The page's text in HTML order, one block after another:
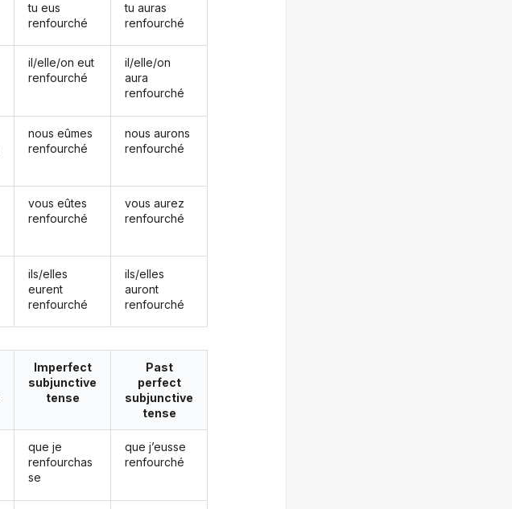
tu eus
renfourché
il/elle/on eut
renfourché
nous eûmes
renfourché
vous eûtes
renfourché
ils/elles
eurent
renfourché
tu auras
renfourché
il/elle/on
aura
renfourché
nous aurons
renfourché
vous aurez
renfourché
ils/elles
auront
renfourché
Imperfect
subjunctive
tense
que je
renfourchas
se
Past
perfect
subjunctive
tense
que j’eusse
renfourché